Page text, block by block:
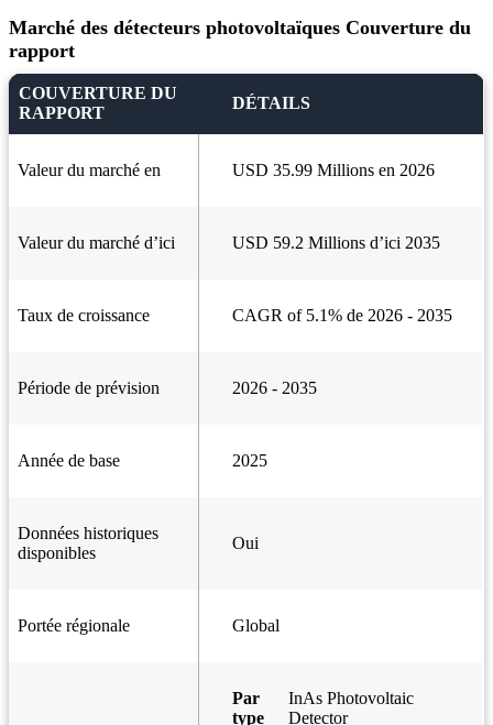
Marché des détecteurs photovoltaïques Couverture du
rapport
COUVERTURE DU
RAPPORT
DÉTAILS
Valeur du marché en USD 35.99 Millions en 2026
Valeur du marché d’ici USD 59.2 Millions d’ici 2035
Taux de croissance CAGR of 5.1% de 2026 - 2035
Période de prévision 2026 - 2035
Année de base 2025
Données historiques
disponibles
Oui
Portée régionale Global
Par
type
InAs Photovoltaic
Detector